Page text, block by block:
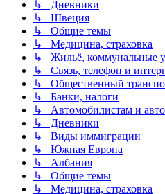
↳ Дневники
↳ Швеция
↳ Общие темы
↳ Медицина, страховка
↳ Жильё, коммунальные
↳ Связь, телефон и
↳ Общественный
↳ Банки, налоги
↳ Автомобилистам и
↳ Дневники
↳ Виды иммиграции
↳ Южная Европа
↳ Албания
↳ Общие темы
↳ Медицина, страховка